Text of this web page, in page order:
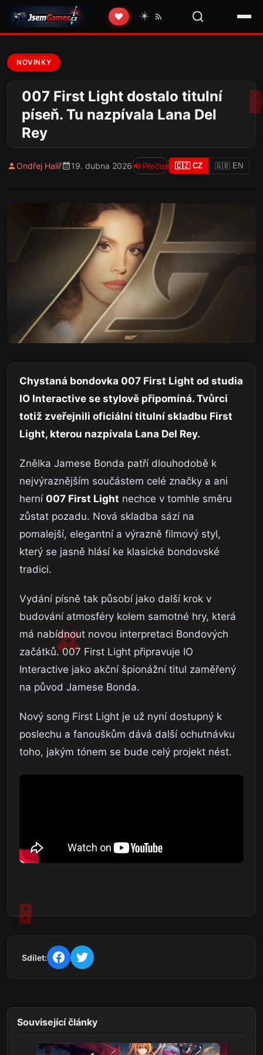
❤️ ☀️
NOVINKY
007 First Light dostalo titulní
píseň. Tu nazpívala Lana Del
Rey
Ondřej Halíř 19. dubna 2026 Přečíst 🇨🇿 CZ 🇬🇧 EN
Chystaná bondovka 007 First Light od studia
IO Interactive se stylově připomíná. Tvůrci
totiž zveřejnili oficiální titulní skladbu First
Light, kterou nazpívala Lana Del Rey.
Znělka Jamese Bonda patří dlouhodobě k
nejvýraznějším součástem celé značky a ani
herní 007 First Light nechce v tomhle směru
zůstat pozadu. Nová skladba sází na
pomalejší, elegantní a výrazně filmový styl,
který se jasně hlásí ke klasické bondovské
tradici.
Vydání písně tak působí jako další krok v
budování atmosféry kolem samotné hry, která
má nabídnout novou interpretaci Bondových
začátků. 007 First Light připravuje IO
Interactive jako akční špionážní titul zaměřený
na původ Jamese Bonda.
Nový song First Light je už nyní dostupný k
poslechu a fanouškům dává další ochutnávku
toho, jakým tónem se bude celý projekt nést.
Sdílet:
Související články